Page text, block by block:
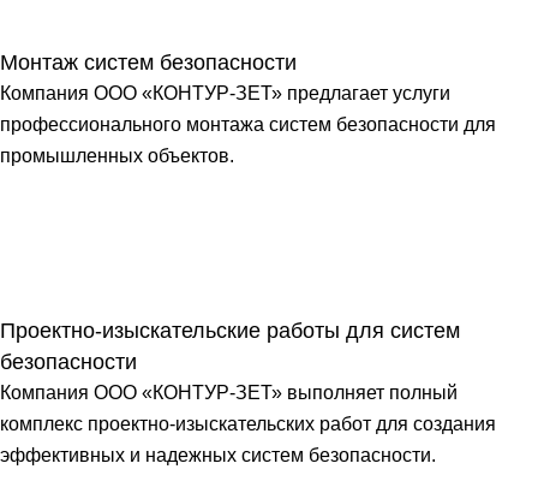
Монтаж систем безопасности
Компания ООО «КОНТУР-ЗЕТ» предлагает услуги
профессионального монтажа систем безопасности для
промышленных объектов.
Проектно-изыскательские работы для систем
безопасности
Компания ООО «КОНТУР-ЗЕТ» выполняет полный
комплекс проектно-изыскательских работ для создания
эффективных и надежных систем безопасности.